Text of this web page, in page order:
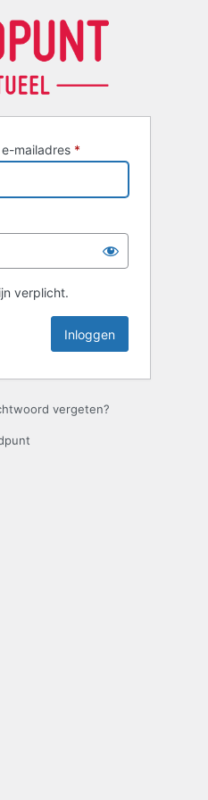
mailadres *
verplicht.
vergeten?